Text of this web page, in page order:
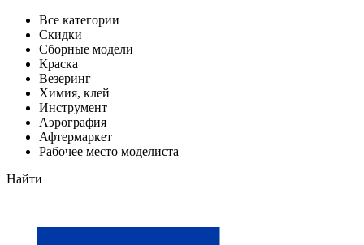
Все категории
Скидки
Сборные модели
Краска
Везеринг
Химия, клей
Инструмент
Аэрография
Афтермаркет
Рабочее место моделиста
Найти